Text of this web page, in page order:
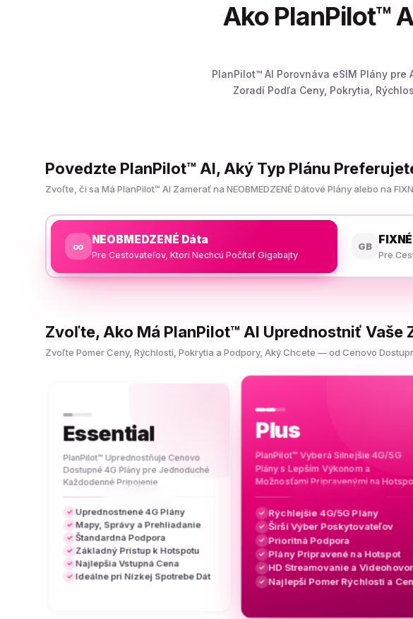
Ako PlanPilot™
PlanPilot™ AI Porovnáva eSIM Plány
Zoradí Podľa Ceny, Pokrytia,
Povedzte PlanPilot™ AI, Aký Typ Plánu
Zvoľte, či sa Má PlanPilot™ AI Zamerať na NEOBMEDZENÉ Dátové Plány alebo na
∞ NEOBMEDZENÉ Dáta
Pre Cestovateľov, Ktorí Nechcú Počítať Gigabajty
GB
Pre
Zvoľte, Ako Má PlanPilot™ AI Uprednostniť Vaše
Zvoľte Pomer Ceny, Rýchlosti, Pokrytia a Podpory, Aký Chcete — od Cenovo
Essential
PlanPilot™ Uprednostňuje Cenovo
Dostupné 4G Plány pre Jednoduché
Každodenné Pripojenie
✓ Uprednostnené 4G Plány
✓ Mapy, Správy a Prehliadanie
✓ Štandardná Podpora
✓ Základný Prístup k Hotspotu
✓ Najlepšia Vstupná Cena
✓ Ideálne pri Nízkej Spotrebe Dát
Plus
PlanPilot™ Vyberá Silnejšie 4G/5G
Plány s Lepším Výkonom a
Možnosťami Pripravenými na
✓ Rýchlejšie 4G/5G Plány
✓ Širší Výber Poskytovateľov
✓ Prioritná Podpora
✓ Plány Pripravené na Hotspot
✓ HD Streamovanie a
✓ Najlepší Pomer Rýchlosti a